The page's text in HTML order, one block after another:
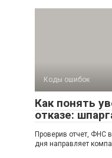
Коды ошибок
Как понять
отказе:
Проверив отчет, ФНС
дня направляет